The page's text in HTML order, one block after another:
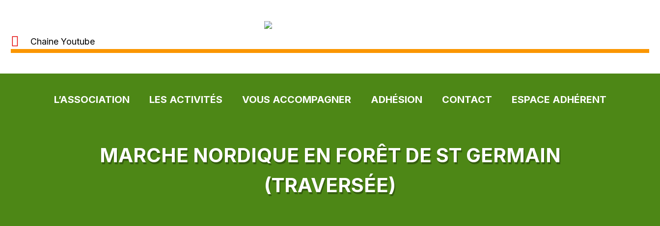
Chaine Youtube
L’ASSOCIATION LES ACTIVITÉS VOUS ACCOMPAGNER ADHÉSION CONTACT ESPACE ADHÉRENT
MARCHE NORDIQUE EN FORÊT DE ST GERMAIN
(TRAVERSÉE)